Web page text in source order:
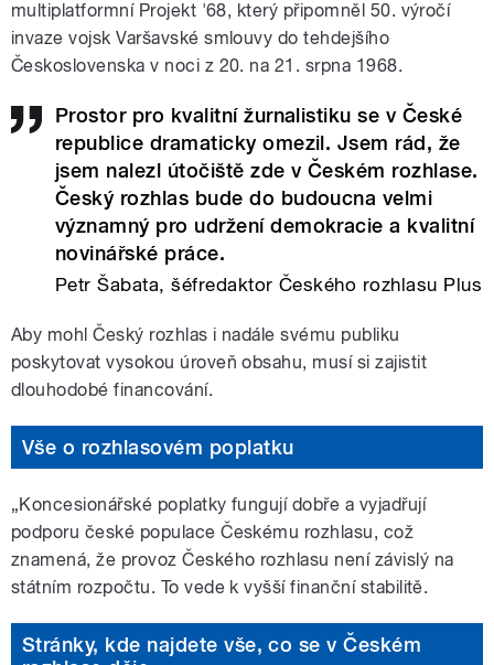
multiplatformní Projekt '68, který připomněl 50. výročí
invaze vojsk Varšavské smlouvy do tehdejšího
Československa v noci z 20. na 21. srpna 1968.
Prostor pro kvalitní žurnalistiku se v České
republice dramaticky omezil. Jsem rád, že
jsem nalezl útočiště zde v Českém rozhlase.
Český rozhlas bude do budoucna velmi
významný pro udržení demokracie a kvalitní
novinářské práce.
Petr Šabata, šéfredaktor Českého rozhlasu Plus
Aby mohl Český rozhlas i nadále svému publiku
poskytovat vysokou úroveň obsahu, musí si zajistit
dlouhodobé financování.
Vše o rozhlasovém poplatku
„Koncesionářské poplatky fungují dobře a vyjadřují
podporu české populace Českému rozhlasu, což
znamená, že provoz Českého rozhlasu není závislý na
státním rozpočtu. To vede k vyšší finanční stabilitě.
Stránky, kde najdete vše, co se v Českém